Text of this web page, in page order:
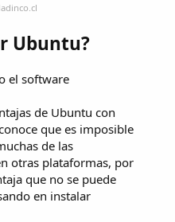
Ubuntu?
el software
de Ubuntu con
que es imposible
de las
otras plataformas, por
que no se puede
en instalar